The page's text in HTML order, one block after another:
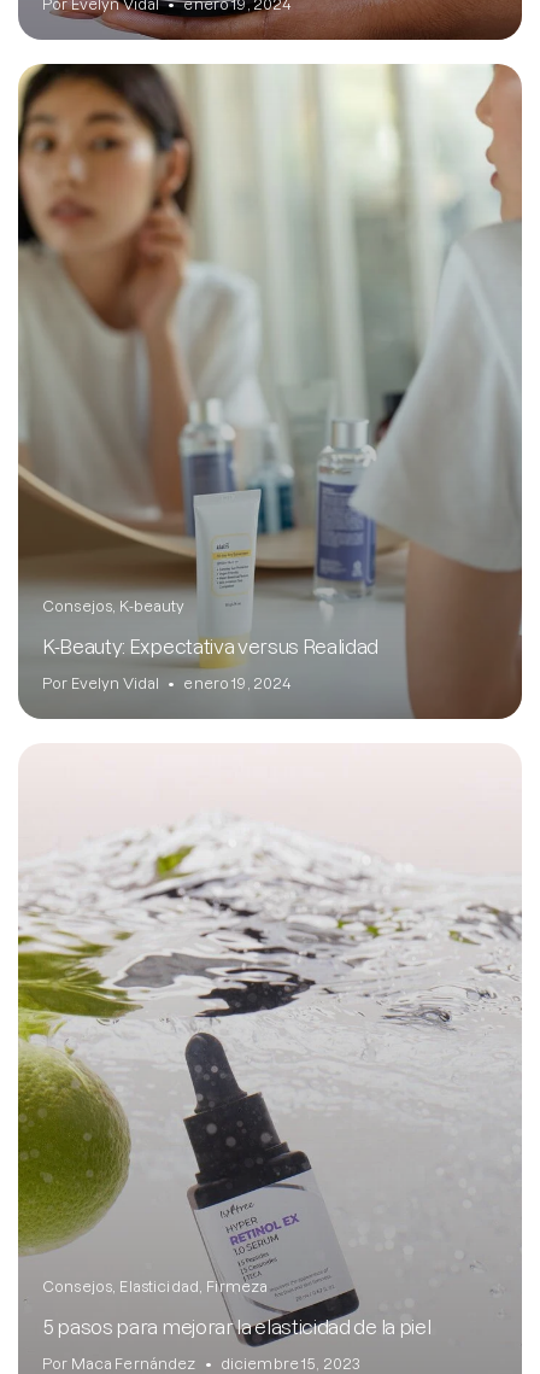
Por Evelyn Vidal enero 19, 2024
Consejos K-beauty
K-Beauty: Expectativa versus Realidad
Por Evelyn Vidal enero 19, 2024
Consejos Elasticidad Firmeza
5 pasos para mejorar la elasticidad de la piel
Por Maca Fernández diciembre 15, 2023